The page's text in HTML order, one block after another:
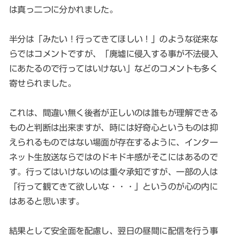
は真っ二つに分かれました。
半分は「みたい！行ってきてほしい！」のような従来な
らではコメントですが、「廃墟に侵入する事が不法侵入
にあたるので行ってはいけない」などのコメントも多く
寄せられました。
これは、間違い無く後者が正しいのは誰もが理解できる
ものと判断は出来ますが、時には好奇心というものは抑
えられるものではない場面が存在するように、インター
ネット生放送ならではのドキドキ感がそこにはあるので
す。行ってはいけないのは重々承知ですが、一部の人は
「行って観てきて欲しいな・・・」というのが心の内に
はあると思います。
結果として安全面を配慮し、翌日の昼間に配信を行う事